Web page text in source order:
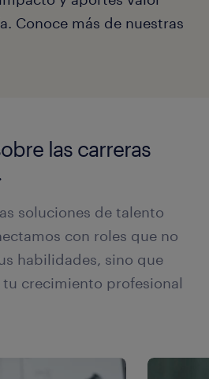
Conoce más de nuestras
las carreras
soluciones de talento
con roles que no
habilidades, sino que
crecimiento profesional